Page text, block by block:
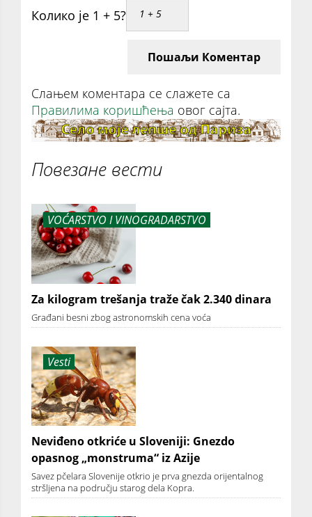
Колико је 1 + 5?
Пошаљи Коментар
Слањем коментара се слажете са
Правилима коришћења овог сајта.
Повезане вести
VOĆARSTVO I VINOGRADARSTVO
Za kilogram trešanja traže čak 2.340 dinara
Građani besni zbog astronomskih cena voća
Vesti
Neviđeno otkriće u Sloveniji: Gnezdo
opasnog „monstruma“ iz Azije
Savez pčelara Slovenije otkrio je prva gnezda orijentalnog
stršljena na području starog dela Kopra.